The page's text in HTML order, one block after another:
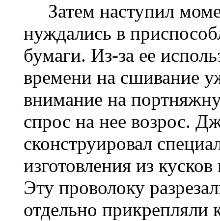
Затем наступил
нуждались в
бумаги. Из-за ее
времени на сшивание
внимание на
спрос на нее возрос.
сконструировал
изготовления из
Эту проволоку
отдельно прикрепляли